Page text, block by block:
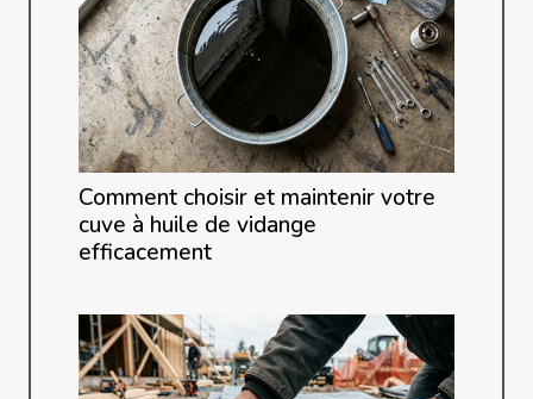
Comment choisir et maintenir votre
cuve à huile de vidange
efficacement